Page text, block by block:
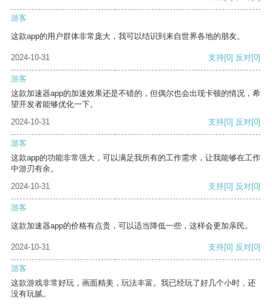
游客
这款app的用户群体非常庞大，我可以结识到来自世界各地的朋友。
2024-10-31 支持[0] 反对[0]
游客
这款加速器app的加速效果还是不错的，但偶尔也会出现卡顿的情况，希
望开发者能够优化一下。
2024-10-31
支持[0] 反对[0]
游客
这款app的功能非常强大，可以满足我所有的工作需求，让我能够在工作
中游刃有余。
2024-10-31
支持[0] 反对[0]
游客
这款加速器app的价格有点贵，可以适当降低一些，这样会更加亲民。
2024-10-31 支持[0] 反对[0]
游客
这款游戏非常好玩，画面精美，玩法丰富。我已经玩了好几个小时，还
没有玩腻。